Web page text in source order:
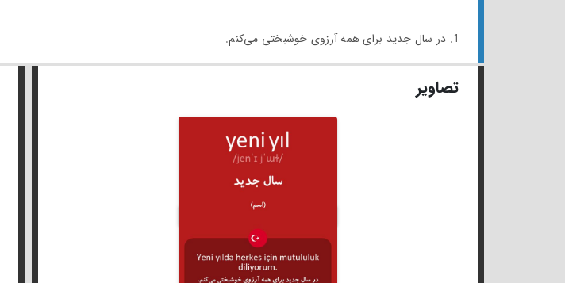
1. در سال جدید برای همه آرزوی خوشبختی می‌کنم.
تصاویر